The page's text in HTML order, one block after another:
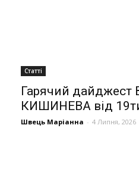
Статті
Гарячий дайджест
КИШИНЕВА від
Швець Маріанна - 4 Липня, 2026